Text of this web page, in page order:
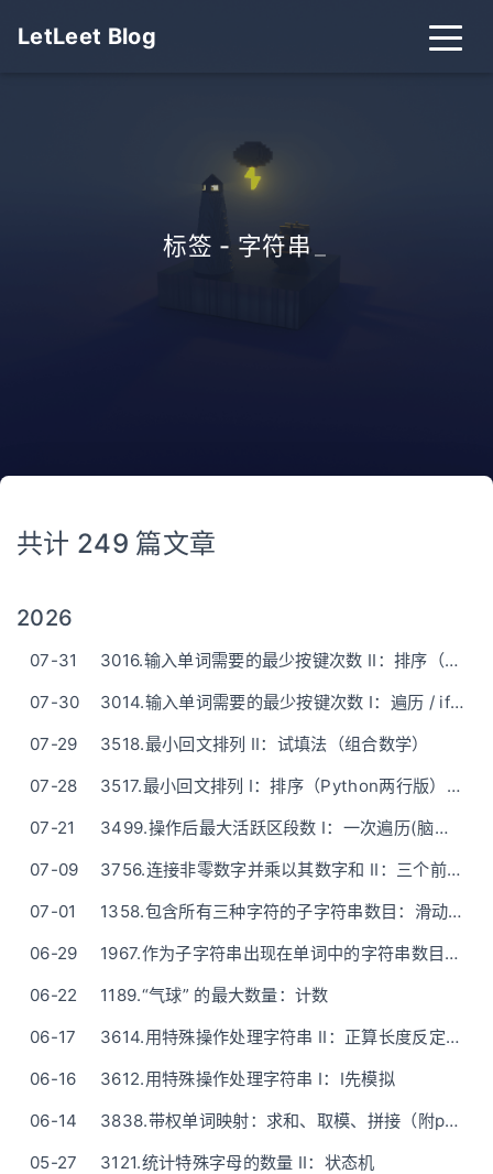
LetLeet Blog
标签 - 字符串
共计 249 篇文章
2026
07-31
3016.输入单词需要的最少按键次数 II：排序（贪心）
07-30
3014.输入单词需要的最少按键次数 I：遍历 / if-else计算(比纯数学公式写起来麻烦但好想)
07-29
3518.最小回文排列 II：试填法（组合数学）
07-28
3517.最小回文排列 I：排序（Python两行版） / 计数（O(n)时间+O(C)空间+字符串原地修改）
07-21
3499.操作后最大活跃区段数 I：一次遍历(脑筋急转弯)
07-09
3756.连接非零数字并乘以其数字和 II：三个前缀和
07-01
1358.包含所有三种字符的子字符串数目：滑动窗口(两种写法直接推荐方法二)
06-29
1967.作为子字符串出现在单词中的字符串数目：遍历枚举
06-22
1189.“气球” 的最大数量：计数
06-17
3614.用特殊操作处理字符串 II：正算长度反定位(还不错的题解Doge)
06-16
3612.用特殊操作处理字符串 I：I先模拟
06-14
3838.带权单词映射：求和、取模、拼接（附python一行版）
05-27
3121.统计特殊字母的数量 II：状态机